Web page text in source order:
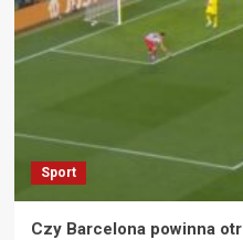
Sport
Czy Barcelona powinna